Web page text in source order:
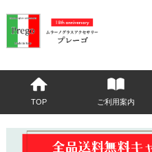
TOP ご利用案内